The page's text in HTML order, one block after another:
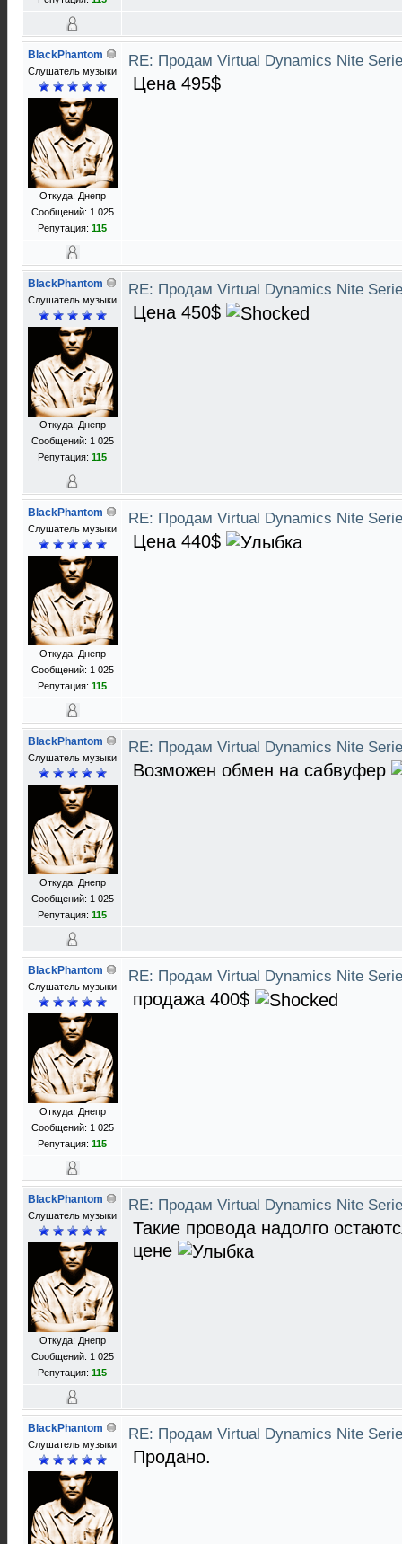
BlackPhantom
Слушатель музыки
Откуда: Днепр
Сообщений: 1 025
Репутация: 115
RE: Продам Virtual Dynamics Nite
Цена 495$
BlackPhantom
Слушатель музыки
Откуда: Днепр
Сообщений: 1 025
Репутация: 115
RE: Продам Virtual Dynamics Nite
Цена 450$
BlackPhantom
Слушатель музыки
Откуда: Днепр
Сообщений: 1 025
Репутация: 115
RE: Продам Virtual Dynamics Nite
Цена 440$
BlackPhantom
Слушатель музыки
Откуда: Днепр
Сообщений: 1 025
Репутация: 115
RE: Продам Virtual Dynamics Nite
Возможен обмен на сабвуфер
BlackPhantom
Слушатель музыки
Откуда: Днепр
Сообщений: 1 025
Репутация: 115
RE: Продам Virtual Dynamics Nite
продажа 400$
BlackPhantom
Слушатель музыки
Откуда: Днепр
Сообщений: 1 025
Репутация: 115
RE: Продам Virtual Dynamics Nite
Такие провода надолго
цене
BlackPhantom
Слушатель музыки
RE: Продам Virtual Dynamics Nite
Продано.